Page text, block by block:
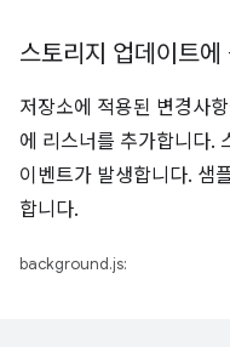
스토리지 업데이트에
저장소에 적용된 변경사
에 리스너를 추가합니다.
이벤트가 발생합니다. 샘
합니다.
background.js: